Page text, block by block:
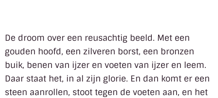
De droom over een reusachtig beeld. Met een
gouden hoofd, een zilveren borst, een bronzen
buik, benen van ijzer en voeten van ijzer en leem.
Daar staat het, in al zijn glorie. En dan komt er een
steen aanrollen, stoot tegen de voeten aan, en het